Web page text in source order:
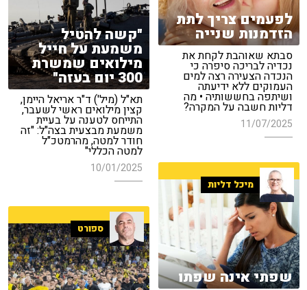
לפעמים צריך לתת
הזדמנות שנייה
סבתא שאוהבת לקחת את
נכדיה לבריכה סיפרה כי
הנכדה הצעירה רצה למים
העמוקים ללא ידיעתה
ושיתפה בחששותיה • מה
דליות חשבה על המקרה?
11/07/2025
"קשה להטיל
משמעת על חייל
מילואים שמשרת
300 יום בעזה"
תא"ל (מיל') ד"ר אריאל היימן,
קצין מילואים ראשי לשעבר,
התייחס לטענה על בעיית
משמעת מבצעית בצה"ל: "זה
חודר למטה, מהרמטכ"ל
למטה הכללי"
10/01/2025
מיכל דליות
שפתי אינה שפתו
ספורט